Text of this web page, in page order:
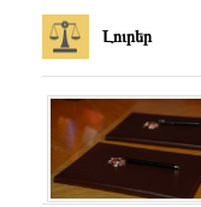
Լուրեր